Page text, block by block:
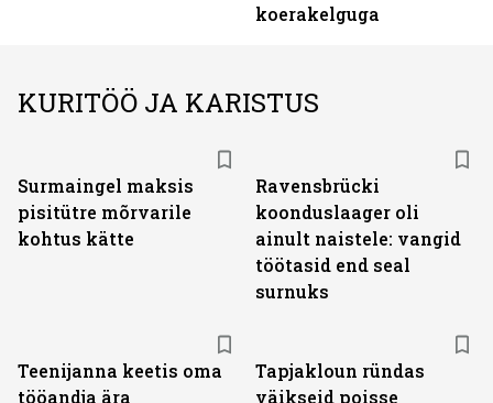
koerakelguga
KURITÖÖ JA KARISTUS
Surmaingel maksis
pisitütre mõrvarile
kohtus kätte
Ravensbrücki
koonduslaager oli
ainult naistele: vangid
töötasid end seal
surnuks
Teenijanna keetis oma
tööandja ära
Tapjakloun ründas
väikseid poisse